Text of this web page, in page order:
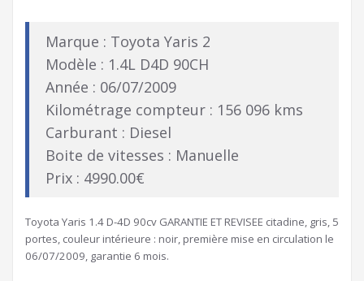
Marque : Toyota Yaris 2
Modèle : 1.4L D4D 90CH
Année : 06/07/2009
Kilométrage compteur : 156 096 kms
Carburant : Diesel
Boite de vitesses : Manuelle
Prix : 4990.00€
Toyota Yaris 1.4 D-4D 90cv GARANTIE ET REVISEE citadine, gris, 5
portes, couleur intérieure : noir, première mise en circulation le
06/07/2009, garantie 6 mois.